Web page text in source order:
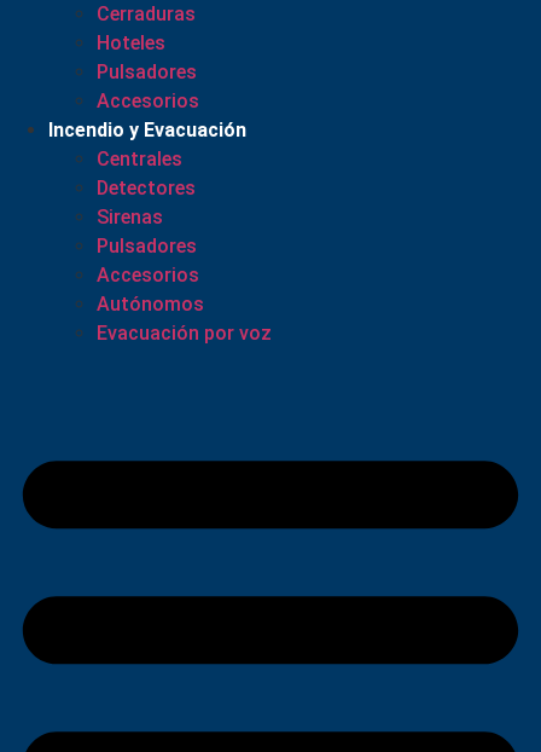
Cerraduras
Hoteles
Pulsadores
Accesorios
Incendio y Evacuación
Centrales
Detectores
Sirenas
Pulsadores
Accesorios
Autónomos
Evacuación por voz